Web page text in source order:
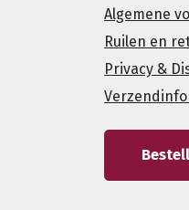
Algemene
Ruilen en
Privacy &